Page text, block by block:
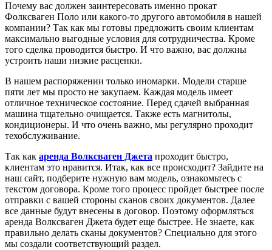
Почему вас должен заинтересовать именно прокат
Фолксваген Поло или какого-то другого автомобиля в нашей
компании? Так как мы готовы предложить своим клиентам
максимально выгодные условия для сотрудничества. Кроме
того сделка проводится быстро. И что важно, вас должны
устроить наши низкие расценки.
В нашем распоряжении только иномарки. Модели старше
пяти лет мы просто не закупаем. Каждая модель имеет
отличное техническое состояние. Перед сдачей выбранная
машина тщательно очищается. Также есть магнитолы,
кондиционеры. И что очень важно, мы регулярно проходит
техобслуживание.
Так как аренда Волксваген Джета проходит быстро,
клиентам это нравится. Итак, как все происходит? Зайдите на
наш сайт, подберите нужную вам модель, ознакомьтесь с
текстом договора. Кроме того процесс пройдет быстрее после
отправки с вашей стороны сканов своих документов. Далее
все данные будут внесены в договор. Поэтому оформляться
аренда Волксваген Джета будет еще быстрее. Не знаете, как
правильно делать сканы документов? Специально для этого
мы создали соответствующий раздел.